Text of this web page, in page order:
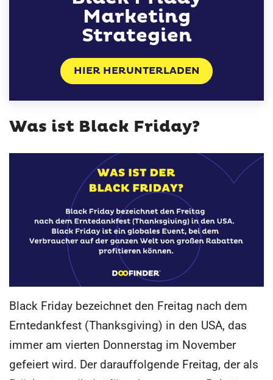
Marketing
Strategien
HIER HERUNTERLADEN
Was ist Black Friday?
Black Friday bezeichnet den Freitag nach dem
Erntedankfest (Thanksgiving) in den USA, das
immer am vierten Donnerstag im November
gefeiert wird. Der darauffolgende Freitag, der als